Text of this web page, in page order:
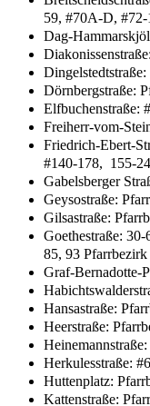
59, #70A-D,
Dag-
Dörnbergstraße:
Elfbuchenstraße:
Freiherr-vom-
Friedrich-Ebert-
#140-178, 155-
Gabelsberger
Geysostraße:
Gilsastraße:
Goethestraße:
85, 93
Graf-Bernadotte-
Hansastraße:
Heerstraße:
Herkulesstraße:
Huttenplatz:
Kattenstraße: